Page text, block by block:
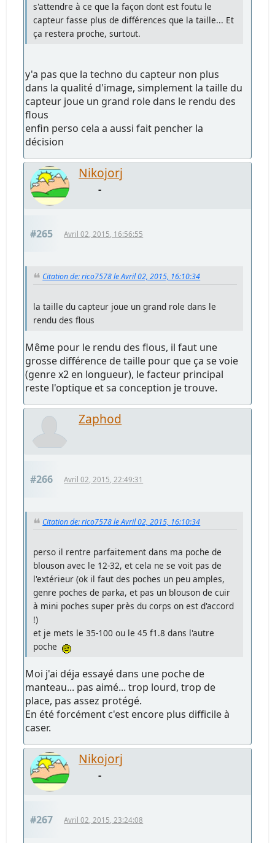
s'attendre à ce que la façon dont est foutu le
capteur fasse plus de différences que la taille... Et
ça restera proche, surtout.
y'a pas que la techno du capteur non plus
dans la qualité d'image, simplement la taille du
capteur joue un grand role dans le rendu des
flous
enfin perso cela a aussi fait pencher la
décision
Nikojorj
-
#265 Avril 02, 2015, 16:56:55
Citation de: rico7578 le Avril 02, 2015, 16:10:34
la taille du capteur joue un grand role dans le
rendu des flous
Même pour le rendu des flous, il faut une
grosse différence de taille pour que ça se voie
(genre x2 en longueur), le facteur principal
reste l'optique et sa conception je trouve.
Zaphod
#266 Avril 02, 2015, 22:49:31
Citation de: rico7578 le Avril 02, 2015, 16:10:34
perso il rentre parfaitement dans ma poche de
blouson avec le 12-32, et cela ne se voit pas de
l'extérieur (ok il faut des poches un peu amples,
genre poches de parka, et pas un blouson de cuir
à mini poches super près du corps on est d'accord
!)
et je mets le 35-100 ou le 45 f1.8 dans l'autre
poche
Moi j'ai déja essayé dans une poche de
manteau... pas aimé... trop lourd, trop de
place, pas assez protégé.
En été forcément c'est encore plus difficile à
caser.
Nikojorj
-
#267 Avril 02, 2015, 23:24:08